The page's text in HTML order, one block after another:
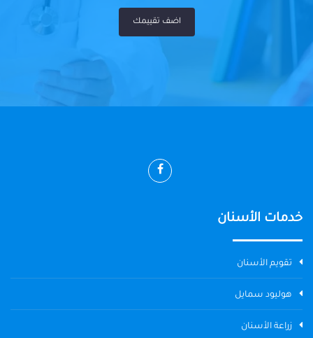
اضف تقييمك
خدمات الأسنان
تقويم الأسنان
هوليود سمايل
زراعة الأسنان